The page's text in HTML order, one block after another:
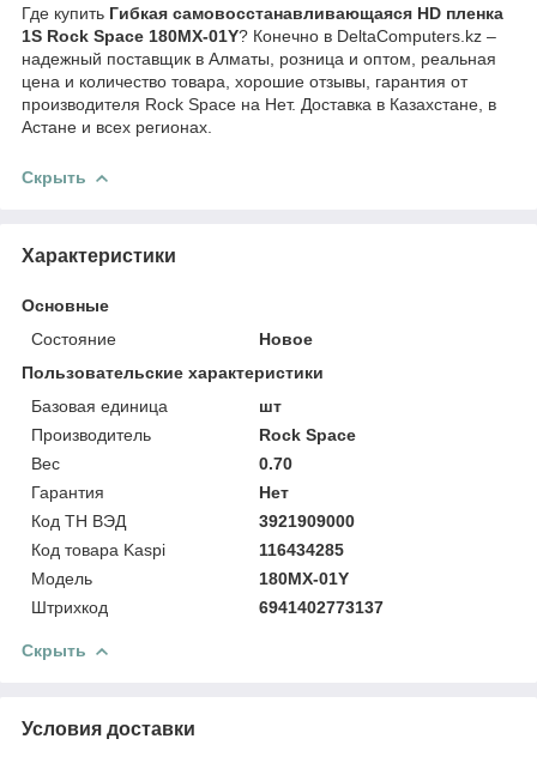
Где купить Гибкая самовосстанавливающаяся HD пленка
1S Rock Space 180MX-01Y? Конечно в DeltaComputers.kz –
надежный поставщик в Алматы, розница и оптом, реальная
цена и количество товара, хорошие отзывы, гарантия от
производителя Rock Space на Нет. Доставка в Казахстане, в
Астане и всех регионах.
Скрыть
Характеристики
Основные
Состояние
Новое
Пользовательские характеристики
Базовая единица
шт
Производитель
Rock Space
Вес
0.70
Гарантия
Нет
Код ТН ВЭД
3921909000
Код товара Kaspi
116434285
Модель
180MX-01Y
Штрихкод
6941402773137
Скрыть
Условия доставки